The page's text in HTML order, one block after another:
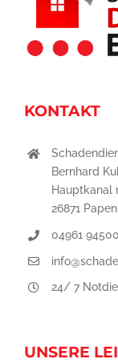
KONTAKT
Bernhard
Hauptkanal
26871
04961 94500
24/ 7
UNSERE